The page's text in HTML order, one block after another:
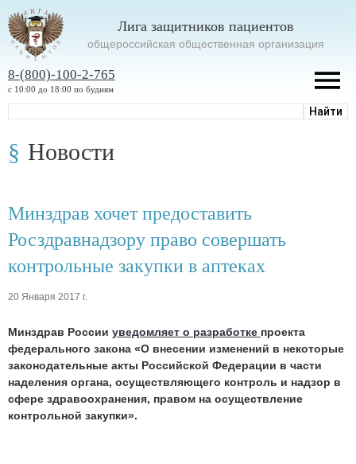
Лига защитников пациентов
oбщероссийская общественная организация
8-(800)-100-2-765
с 10:00 до 18:00 по будням
Новости
Минздрав хочет предоставить
Росздравнадзору право совершать
контрольные закупки в аптеках
20 Января 2017 г.
Минздрав России уведомляет о разработке проекта
федерального закона «О внесении изменений в некоторые
законодательные акты Российской Федерации в части
наделения органа, осуществляющего контроль и надзор в
сфере здравоохранения, правом на осуществление
контрольной закупки».